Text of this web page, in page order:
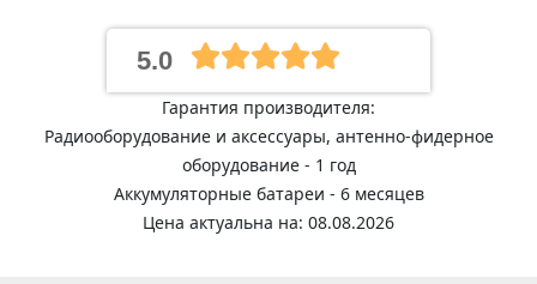
5.0
Гарантия производителя:
Радиооборудование и аксессуары, антенно-фидерное
оборудование - 1 год
Аккумуляторные батареи - 6 месяцев
Цена актуальна на: 08.08.2026